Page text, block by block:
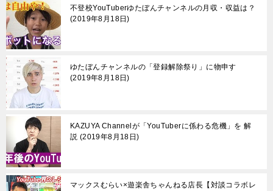
不登校YouTuberゆたぼんチャンネルの月収・収益は？
2019年8月18日
ゆたぼんチャンネルの「登録解除祭り」に物申す
2019年8月18日
KAZUYA Channelが「YouTuberに係わる危機」を 解
説 2019年8月18日
マックスむらい×遊楽舎ちゃんねる店長【対談コラボレ